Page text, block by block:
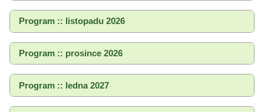
Program :: listopadu 2026
Program :: prosince 2026
Program :: ledna 2027